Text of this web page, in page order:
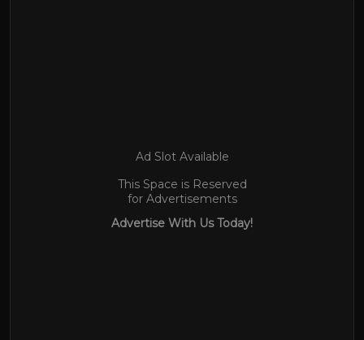
Ad Slot Available
This Space is Reserved
for Advertisements
Advertise With Us Today!